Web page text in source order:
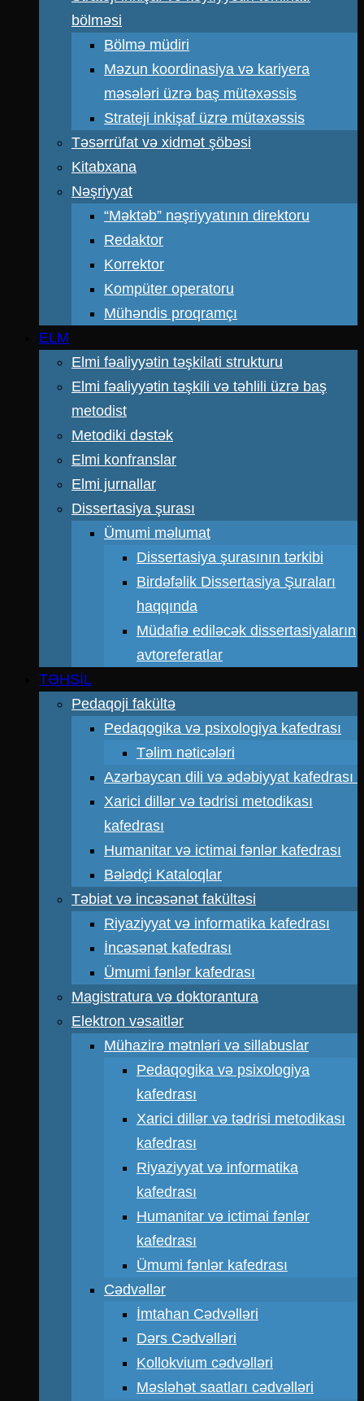
bölməsi
Bölmə müdiri
Məzun koordinasiya və kariyera
məsələri üzrə baş mütəxəssis
Strateji inkişaf üzrə mütəxəssis
Təsərrüfat və xidmət şöbəsi
Kitabxana
Nəşriyyat
“Məktəb” nəşriyyatının direktoru
Redaktor
Korrektor
Kompüter operatoru
Mühəndis proqramçı
ELM
Elmi fəaliyyətin təşkilati strukturu
Elmi fəaliyyətin təşkili və təhlili üzrə baş
metodist
Metodiki dəstək
Elmi konfranslar
Elmi jurnallar
Dissertasiya şurası
Ümumi məlumat
Dissertasiya şurasının tərkibi
Birdəfəlik Dissertasiya Şuraları
haqqında
Müdafiə ediləcək dissertasiyaların
avtoreferatlar
TƏHSİL
Pedaqoji fakültə
Pedaqogika və psixologiya kafedrası
Təlim nəticələri
Azərbaycan dili və ədəbiyyat kafedrası
Xarici dillər və tədrisi metodikası
kafedrası
Humanitar və ictimai fənlər kafedrası
Bələdçi Kataloqlar
Təbiət və incəsənət fakültəsi
Riyaziyyat və informatika kafedrası
İncəsənət kafedrası
Ümumi fənlər kafedrası
Magistratura və doktorantura
Elektron vəsaitlər
Mühazirə mətnləri və sillabuslar
Pedaqogika və psixologiya
kafedrası
Xarici dillər və tədrisi metodikası
kafedrası
Riyaziyyat və informatika
kafedrası
Humanitar və ictimai fənlər
kafedrası
Ümumi fənlər kafedrası
Cədvəllər
İmtahan Cədvəlləri
Dərs Cədvəlləri
Kollokvium cədvəlləri
Məsləhət saatları cədvəlləri